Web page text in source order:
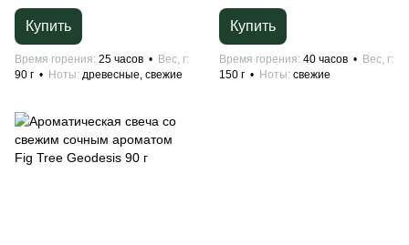
Купить
Время горения 25 часов
Вес, г
90 г
Ноты древесные, свежие
Купить
Время горения 40 часов
Вес, г
150 г
Ноты свежие